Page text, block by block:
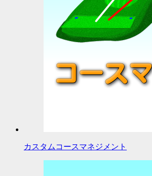
カスタムコースマネジメント